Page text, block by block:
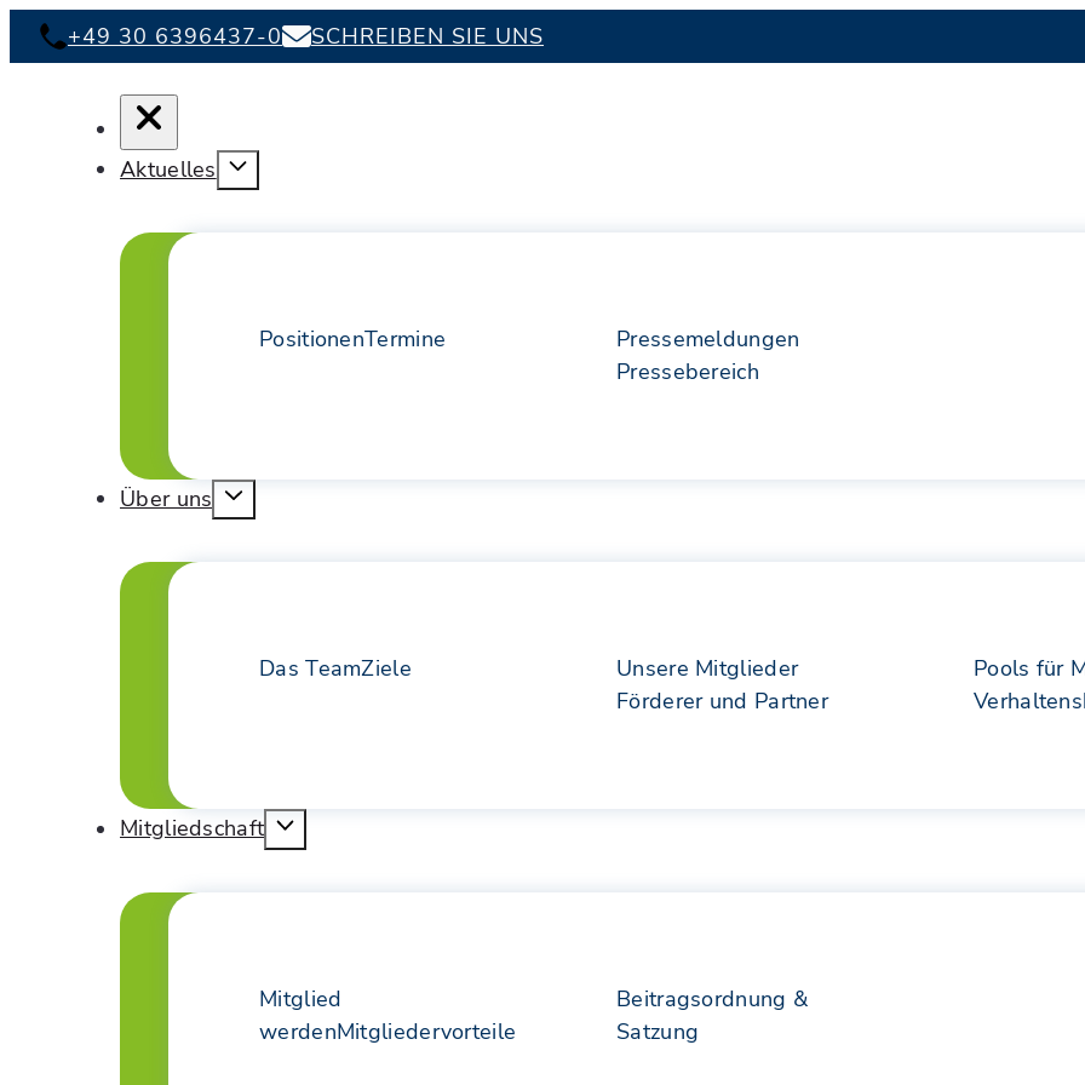
+49 30 6396437-0 SCHREIBEN SIE UNS
Aktuelles
PositionenTermine
Pressemeldungen
Pressebereich
Über uns
Das TeamZiele
Unsere Mitglieder
Förderer und Partner
Pools für
Mitgliedschaft
Mitglied
werdenMitgliedervorteile
Beitragsordnung &
Satzung